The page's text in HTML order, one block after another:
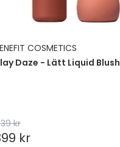
COSMETICS
Daze - Lätt Liquid Blush
kr
kr